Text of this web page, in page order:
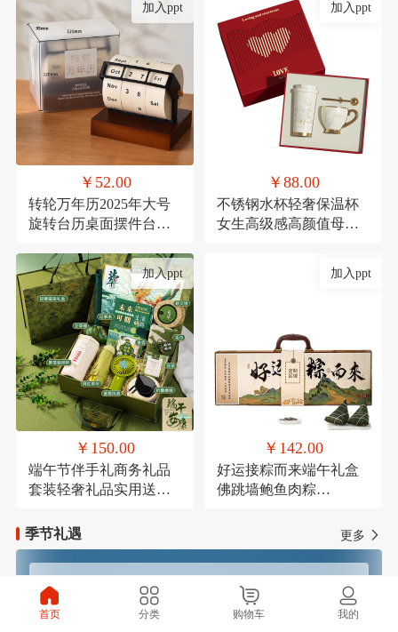
首页 分类 购物车 我的
加入ppt
￥52.00
转轮万年历2025年大号
旋转台历桌面摆件台历
加入ppt
￥88.00
不锈钢水杯轻奢保温杯
女生高级感高颜值母亲
加入ppt
￥150.00
端午节伴手礼商务礼品
套装轻奢礼品实用送客
品定制logo
加入ppt
￥142.00
好运接粽而来端午礼盒
佛跳墙鲍鱼肉粽
腿肉粽120g*1，鲜肉粽
120g*1，高汤蛋黄鲜肉
粽120g*1，玫瑰豆沙粽
120g*1，芋泥紫薯粽
120g*1，咸鸭蛋
季节礼遇 更多
春季焕新 夏季清凉